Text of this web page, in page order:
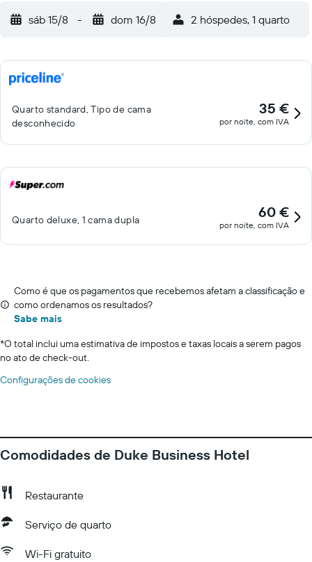
sáb 15/8 - dom 16/8 2 hóspedes, 1 quarto
Quarto standard, Tipo de cama
desconhecido
35 €
por noite, com IVA
Quarto deluxe, 1 cama dupla 60 €
por noite, com IVA
Como é que os pagamentos que recebemos afetam a classificação e
como ordenamos os resultados?
Sabe mais
*O total inclui uma estimativa de impostos e taxas locais a serem pagos
no ato de check-out.
Configurações de cookies
Comodidades de Duke Business Hotel
Restaurante
Serviço de quarto
Wi-Fi gratuito